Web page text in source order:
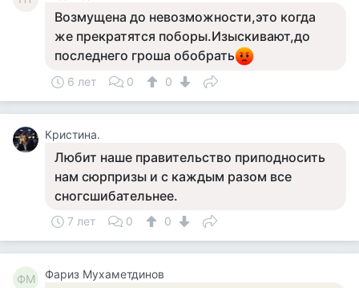
Возмущена до невозможности,это когда
же прекратятся поборы.Изыскивают,до
последнего гроша обобрать
6 лет 0 0
Кристина.
Любит наше правительство приподносить
нам сюрпризы и с каждым разом все
сногсшибательнее.
7 лет 0 0
ФМ Фариз Мухаметдинов